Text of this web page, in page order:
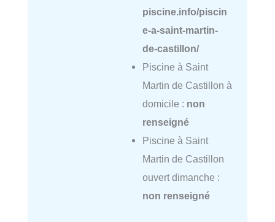
piscine.info/piscin
e-a-saint-martin-
de-castillon/
Piscine à Saint
Martin de Castillon à
domicile : non
renseigné
Piscine à Saint
Martin de Castillon
ouvert dimanche :
non renseigné